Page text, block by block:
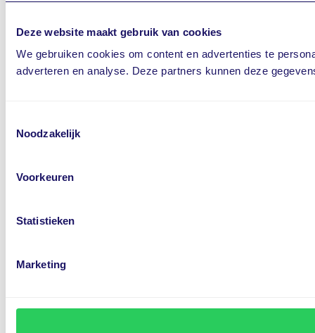
Deze website maakt gebruik van cookies
We gebruiken cookies om content en advertenties te
adverteren en analyse. Deze partners kunnen deze
Noodzakelijk
Voorkeuren
Statistieken
Marketing